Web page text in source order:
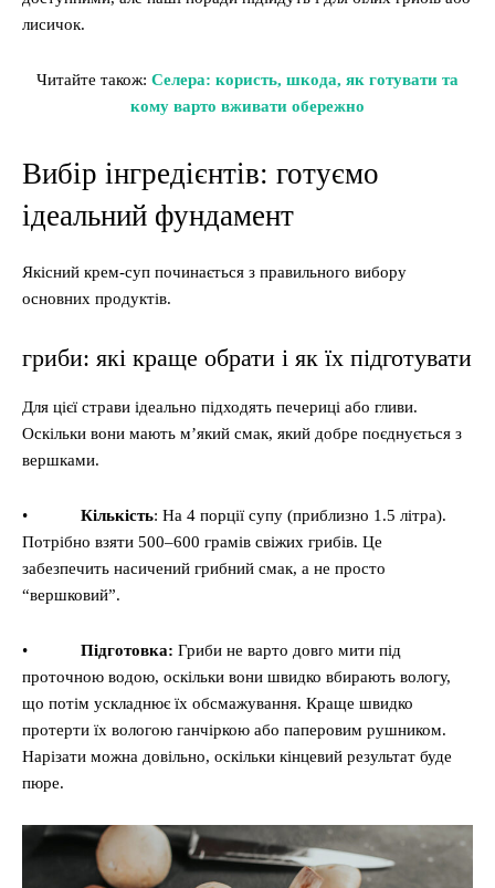
лисичок.
Читайте також: Селера: користь, шкода, як готувати та
кому варто вживати обережно
Вибір інгредієнтів: готуємо
ідеальний фундамент
Якісний крем-суп починається з правильного вибору
основних продуктів.
гриби: які краще обрати і як їх підготувати
Для цієї страви ідеально підходять печериці або гливи.
Оскільки вони мають м’який смак, який добре поєднується з
вершками.
• Кількість: На 4 порції супу (приблизно 1.5 літра).
Потрібно взяти 500–600 грамів свіжих грибів. Це
забезпечить насичений грибний смак, а не просто
“вершковий”.
• Підготовка: Гриби не варто довго мити під
проточною водою, оскільки вони швидко вбирають вологу,
що потім ускладнює їх обсмажування. Краще швидко
протерти їх вологою ганчіркою або паперовим рушником.
Нарізати можна довільно, оскільки кінцевий результат буде
пюре.